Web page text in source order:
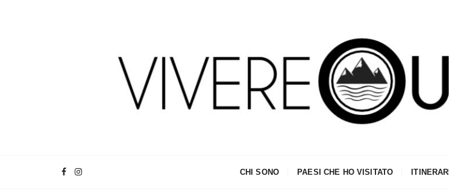
VivereoutdoorCHI SONO PAESI CHE HO VISITATO ITINERARI